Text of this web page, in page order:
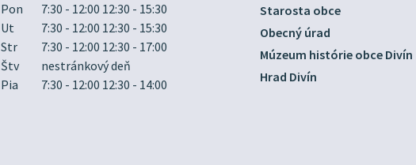
Pon
7:30 - 12:00 12:30 - 15:30
Ut
7:30 - 12:00 12:30 - 15:30
Str
7:30 - 12:00 12:30 - 17:00
Štv
nestránkový deň
Pia
7:30 - 12:00 12:30 - 14:00
Starosta obce
Obecný úrad
Múzeum histórie obce Divín
Hrad Divín